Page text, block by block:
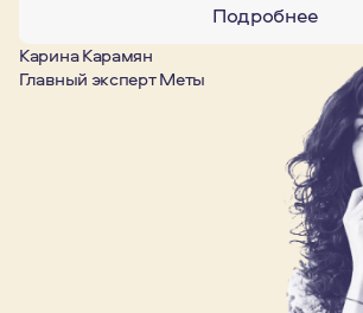
Подробнее
Карина Карамян
Главный эксперт Меты